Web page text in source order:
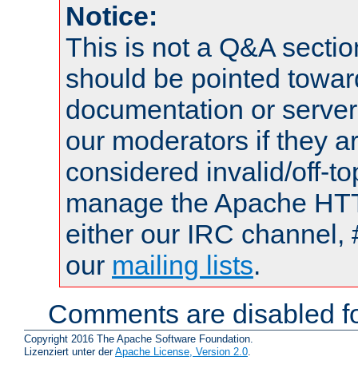
Notice:
This is not a Q&A
should be pointed
documentation or
our moderators if they
considered invalid/off-
manage the Apache
either our IRC channel,
our mailing lists.
Comments are disabled
Copyright 2016 The Apache Software Foundation.
Lizenziert unter derApache License, Version 2.0